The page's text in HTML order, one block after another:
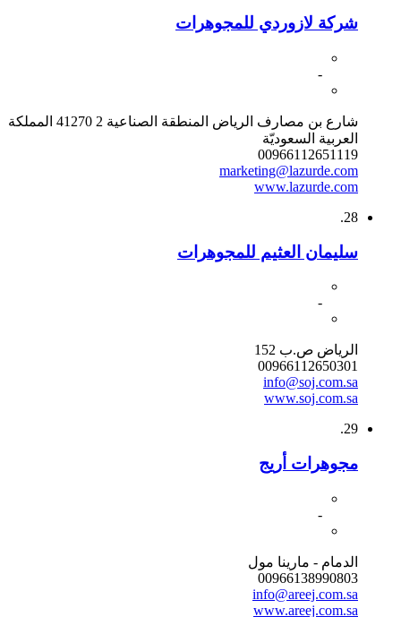
شركة لازوردي للمجوهرات
-
شارع بن مصارف الرياض المنطقة الصناعية 2 41270 المملكة
العربية السعوديّة
00966112651119
marketing@lazurde.com
www.lazurde.com
28.
سليمان العثيم للمجوهرات
-
الرياض ص.ب 152
00966112650301
info@soj.com.sa
www.soj.com.sa
29.
مجوهرات أريج
-
الدمام - مارينا مول
00966138990803
info@areej.com.sa
www.areej.com.sa